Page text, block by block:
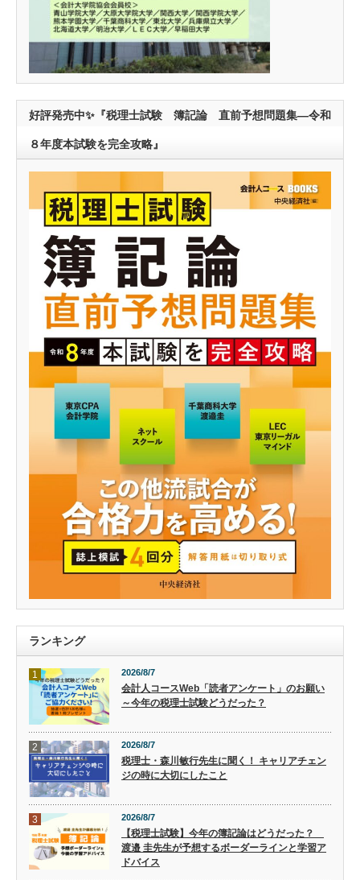
好評発売中✨『税理士試験 簿記論 直前予想問題集―令和
８年度本試験を完全攻略』
ランキング
1 2026/8/7
会計人コースWeb「読者アンケート」のお願い
～今年の税理士試験どうだった？
2 2026/8/7
税理士・森川敏行先生に聞く！ キャリアチェン
ジの時に大切にしたこと
3 2026/8/7
【税理士試験】今年の簿記論はどうだった？
渡邉 圭先生が予想するボーダーラインと学習ア
ドバイス